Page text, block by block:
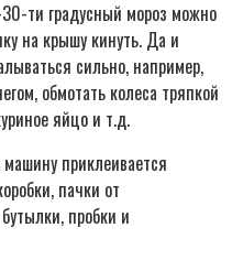
ти градусный мороз можно
на крышу кинуть. Да и
сильно, например,
обмотать колеса тряпкой
яйцо и т.д.
приклеивается
пачки от
пробки и